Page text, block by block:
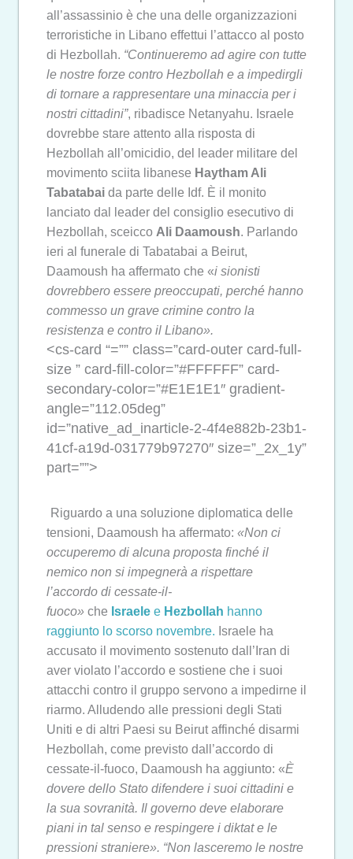
all’assassinio è che una delle organizzazioni
terroristiche in Libano effettui l’attacco al posto
di Hezbollah. “Continueremo ad agire con tutte
le nostre forze contro Hezbollah e a impedirgli
di tornare a rappresentare una minaccia per i
nostri cittadini”, ribadisce Netanyahu. Israele
dovrebbe stare attento alla risposta di
Hezbollah all’omicidio, del leader militare del
movimento sciita libanese Haytham Ali
Tabatabai da parte delle Idf. È il monito
lanciato dal leader del consiglio esecutivo di
Hezbollah, sceicco Ali Daamoush. Parlando
ieri al funerale di Tabatabai a Beirut,
Daamoush ha affermato che «i sionisti
dovrebbero essere preoccupati, perché hanno
commesso un grave crimine contro la
resistenza e contro il Libano».
<cs-card “=”” class=”card-outer card-full-
size ” card-fill-color=”#FFFFFF” card-
secondary-color=”#E1E1E1″ gradient-
angle=”112.05deg”
id=”native_ad_inarticle-2-4f4e882b-23b1-
41cf-a19d-031779b97270″ size=”_2x_1y”
part=””>
Riguardo a una soluzione diplomatica delle
tensioni, Daamoush ha affermato: «Non ci
occuperemo di alcuna proposta finché il
nemico non si impegnerà a rispettare
l’accordo di cessate-il-
fuoco» che Israele e Hezbollah hanno
raggiunto lo scorso novembre. Israele ha
accusato il movimento sostenuto dall’Iran di
aver violato l’accordo e sostiene che i suoi
attacchi contro il gruppo servono a impedirne il
riarmo. Alludendo alle pressioni degli Stati
Uniti e di altri Paesi su Beirut affinché disarmi
Hezbollah, come previsto dall’accordo di
cessate-il-fuoco, Daamoush ha aggiunto: «È
dovere dello Stato difendere i suoi cittadini e
la sua sovranità. Il governo deve elaborare
piani in tal senso e respingere i diktat e le
pressioni straniere». “Non lasceremo le nostre